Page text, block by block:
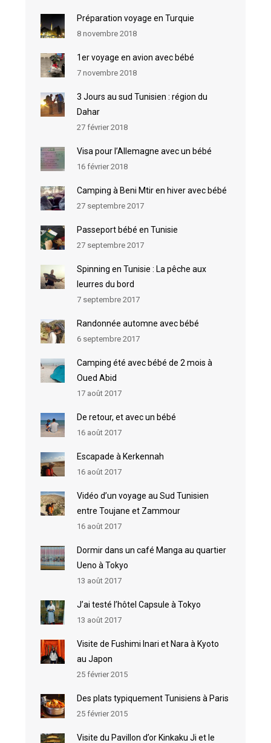
Préparation voyage en Turquie
8 novembre 2018
1er voyage en avion avec bébé
7 novembre 2018
3 Jours au sud Tunisien : région du
Dahar
27 février 2018
Visa pour l’Allemagne avec un bébé
16 février 2018
Camping à Beni Mtir en hiver avec bébé
27 septembre 2017
Passeport bébé en Tunisie
27 septembre 2017
Spinning en Tunisie : La pêche aux
leurres du bord
7 septembre 2017
Randonnée automne avec bébé
6 septembre 2017
Camping été avec bébé de 2 mois à
Oued Abid
17 août 2017
De retour, et avec un bébé
16 août 2017
Escapade à Kerkennah
16 août 2017
Vidéo d’un voyage au Sud Tunisien
entre Toujane et Zammour
16 août 2017
Dormir dans un café Manga au quartier
Ueno à Tokyo
13 août 2017
J’ai testé l’hôtel Capsule à Tokyo
13 août 2017
Visite de Fushimi Inari et Nara à Kyoto
au Japon
25 février 2015
Des plats typiquement Tunisiens à Paris
25 février 2015
Visite du Pavillon d’or Kinkaku Ji et le